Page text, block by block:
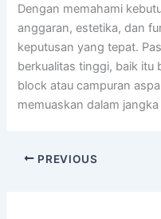
Dengan memahami
anggaran, estetika, dan
keputusan yang tepat.
berkualitas tinggi, baik itu
block atau campuran
memuaskan dalam
PREVIOUS